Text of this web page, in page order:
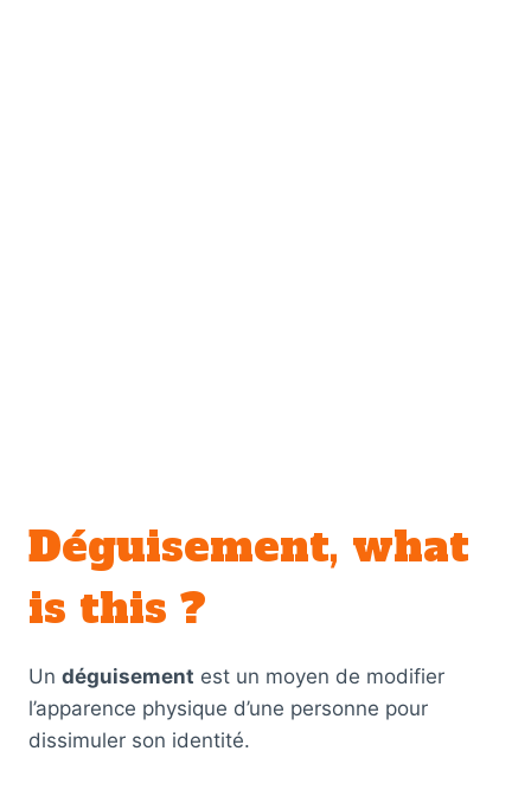
Déguisement, what
is this ?
Un déguisement est un moyen de modifier
l’apparence physique d’une personne pour
dissimuler son identité.